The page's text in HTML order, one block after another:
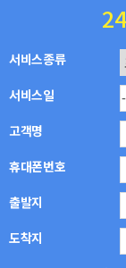
서비스종류
서비스일
고객명
휴대폰번호
출발지
도착지